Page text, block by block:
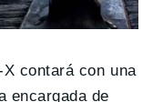
contará con una
encargada de